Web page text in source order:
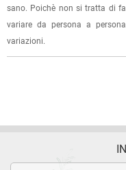
dell'ordine e lo stato
Per qualsiasi
sano. Poichè non si tratta di
variare da persona a
variazioni.